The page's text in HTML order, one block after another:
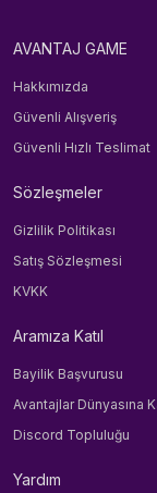
AVANTAJ GAME
Hakkımızda
Güvenli Alışveriş
Güvenli Hızlı Teslimat
Sözleşmeler
Gizlilik Politikası
Satış Sözleşmesi
KVKK
Aramıza Katıl
Bayilik Başvurusu
Avantajlar Dünyasına
Discord Topluluğu
Yardım